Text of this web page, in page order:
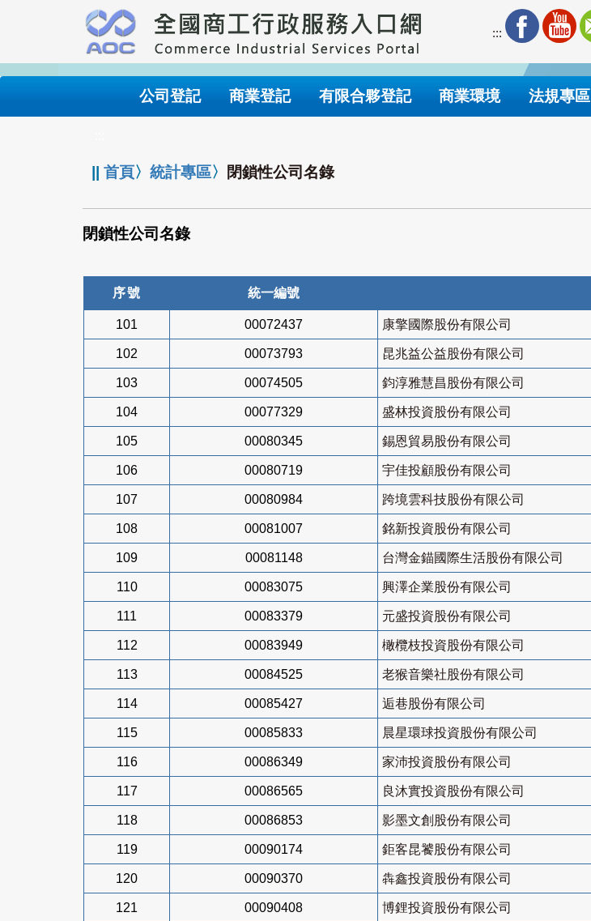
要
內
:::
公司登記 商業登記 有限合夥登記 商業環境 法規專區
||首頁〉統計專區〉 閉鎖性公司名錄
閉鎖性公司名錄
序號 統一編號
101 00072437 康擎國際股份有限公司
102 00073793 昆兆益公益股份有限公司
103 00074505 鈞淳雅慧昌股份有限公司
104 00077329 盛林投資股份有限公司
105 00080345 錫恩貿易股份有限公司
106 00080719 宇佳投顧股份有限公司
107 00080984 跨境雲科技股份有限公司
108 00081007 銘新投資股份有限公司
109 00081148 台灣金錨國際生活股份有限公司
110 00083075 興澤企業股份有限公司
111 00083379 元盛投資股份有限公司
112 00083949 橄欖枝投資股份有限公司
113 00084525 老猴音樂社股份有限公司
114 00085427 逅巷股份有限公司
115 00085833 晨星環球投資股份有限公司
116 00086349 家沛投資股份有限公司
117 00086565 良沐實投資股份有限公司
118 00086853 影墨文創股份有限公司
119 00090174 鉅客昆饕股份有限公司
120 00090370 犇鑫投資股份有限公司
121 00090408 博鋰投資股份有限公司